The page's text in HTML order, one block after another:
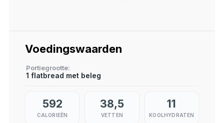
Voedingswaarden
Portiegrootte
1 flatbread met beleg
592
CALORIEËN
38,5
VETTEN
11
KOOLHYDRATEN